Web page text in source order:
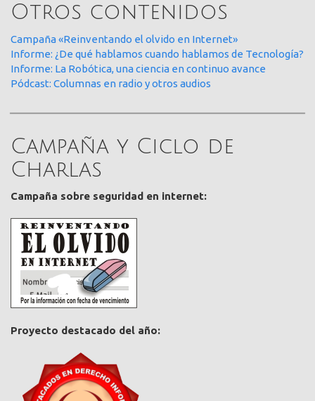
Otros contenidos
Campaña «Reinventando el olvido en Internet»
Informe: ¿De qué hablamos cuando hablamos de Tecnología?
Informe: La Robótica, una ciencia en continuo avance
Pódcast: Columnas en radio y otros audios
Campaña y Ciclo de
Charlas
Campaña sobre seguridad en internet:
Proyecto destacado del año: